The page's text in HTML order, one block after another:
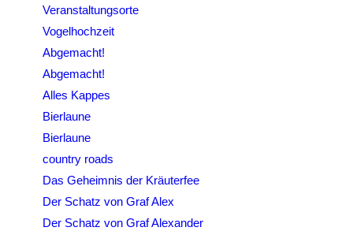
Veranstaltungsorte
Vogelhochzeit
Abgemacht!
Abgemacht!
Alles Kappes
Bierlaune
Bierlaune
country roads
Das Geheimnis der Kräuterfee
Der Schatz von Graf Alex
Der Schatz von Graf Alexander